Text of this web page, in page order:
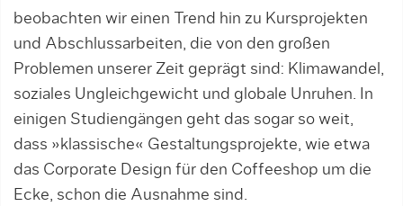
beobachten wir einen Trend hin zu Kursprojekten
und Ab­schluss­arbeiten, die von den großen
Problemen unserer Zeit geprägt sind: Klimawandel,
soziales Ungleichgewicht und globale Unruhen. In
einigen Studiengängen geht das sogar so weit,
dass »klassische« Gestaltungspro­jekte, wie etwa
das Corporate Design für den Coffee­shop um die
Ecke, schon die Ausnahme sind.